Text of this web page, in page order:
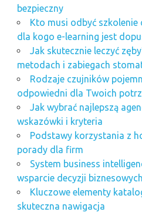
bezpieczny
Kto musi odbyć szkolenie
dla kogo e-learning jest
Jak skutecznie leczyć
metodach i zabiegach
Rodzaje czujników
odpowiedni dla Twoich
Jak wybrać najlepszą
wskazówki i kryteria
Podstawy korzystania z
porady dla firm
System business
wsparcie decyzji biznesowych
Kluczowe elementy
skuteczna nawigacja